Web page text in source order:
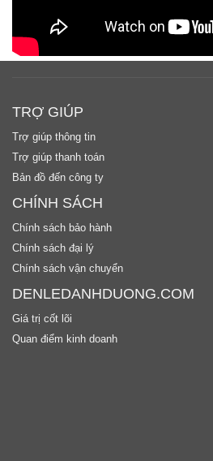
TRỢ GIÚP
Trợ giúp thông tin
Trợ giúp thanh toán
Bản đồ đến công ty
CHÍNH SÁCH
Chính sách bảo hành
Chính sách đại lý
Chính sách vận chuyển
DENLEDANHDUONG.COM
Giá trị cốt lõi
Quan điểm kinh doanh